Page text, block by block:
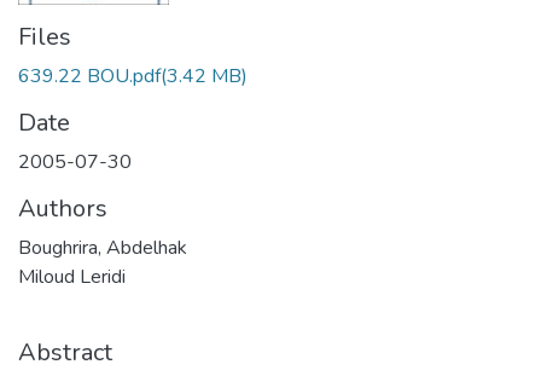
Files
639.22 BOU.pdf(3.42 MB)
Date
2005-07-30
Authors
Boughrira, Abdelhak
Miloud Leridi
Abstract